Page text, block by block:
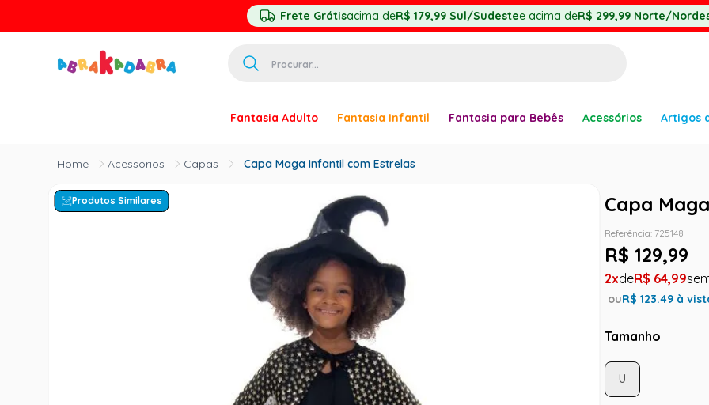
Frete Grátisacima deR$ 179,99 Sul/Sudestee acima deR$ 299,99 Norte/
Fantasia Adulto Fantasia Infantil Fantasia para Bebês Acessórios Artigos
Acessórios Capas Capa Maga Infantil com Estrelas
Produtos Similares Capa
Referência: 725148
R$ 129,99
2 R$ 64,99
ouR$123.49 à
Tamanho
U
2
princesa
paquita
harry potter
palhaço
7
kpop
8º
branca neve
9º
toy story
10º rumi